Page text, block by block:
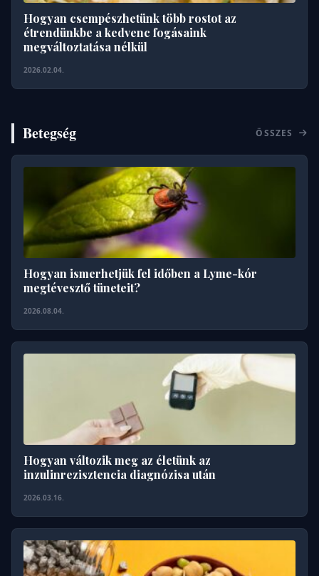
Hogyan csempészhetünk több rostot az
étrendünkbe a kedvenc fogásaink
megváltoztatása nélkül
2026.02.04.
Betegség ÖSSZES
Hogyan ismerhetjük fel időben a Lyme-kór
megtévesztő tüneteit?
2026.08.04.
Hogyan változik meg az életünk az
inzulinrezisztencia diagnózisa után
2026.03.16.